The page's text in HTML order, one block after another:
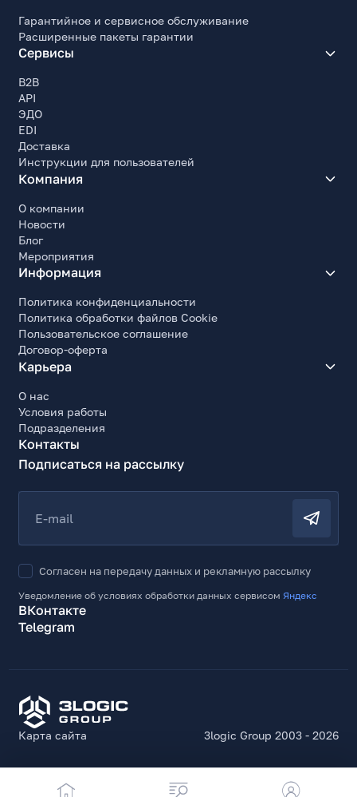
Гарантийное и сервисное обслуживание
Расширенные пакеты гарантии
Сервисы
B2B
API
ЭДО
EDI
Доставка
Инструкции для пользователей
Компания
О компании
Новости
Блог
Мероприятия
Информация
Политика конфиденциальности
Политика обработки файлов Cookie
Пользовательское соглашение
Договор-оферта
Карьера
О нас
Условия работы
Подразделения
Контакты
Подписаться на рассылку
E-mail
Согласен на передачу данных и рекламную рассылку
Уведомление об условиях обработки данных сервисом Яндекс
ВКонтакте
Telegram
Карта сайта 3logic Group 2003 - 2026